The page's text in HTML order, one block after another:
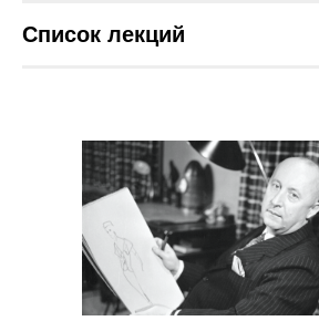
Список лекций